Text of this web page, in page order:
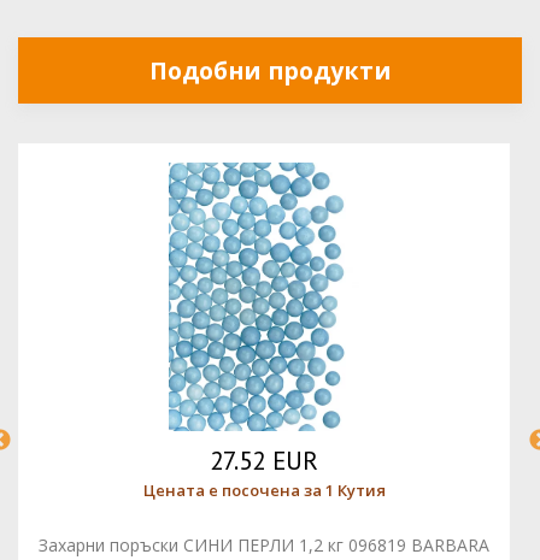
Подобни продукти
27.52 EUR
Цената е посочена за 1 Кутия
Захарни поръски СИНИ ПЕРЛИ 1,2 кг 096819 BARBARA